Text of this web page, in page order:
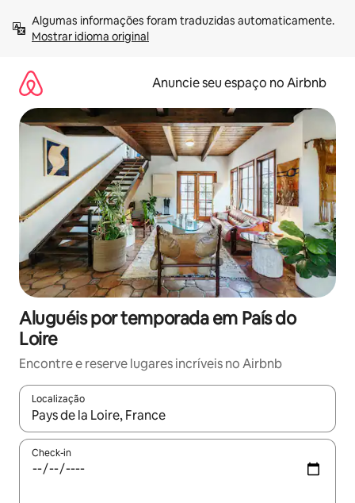
para
Mostrar idioma original
Anuncie seu espaço no Airbnb
Aluguéis por temporada em País do
Loire
Encontre e reserve lugares incríveis no Airbnb
Localização
Quando os resultados estiverem disponíveis, explore-os
Check-in